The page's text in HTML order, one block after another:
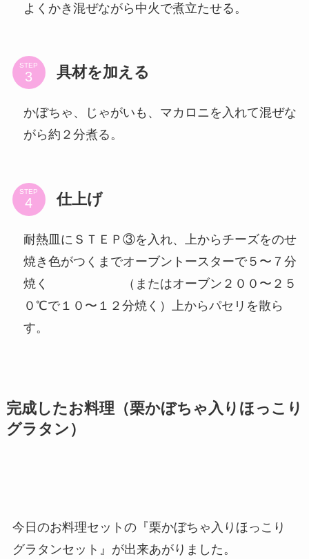
よくかき混ぜながら中火で煮立たせる。
STEP 具材を加える
かぼちゃ、じゃがいも、マカロニを入れて混ぜな
がら約２分煮る。
STEP 仕上げ
耐熱皿にＳＴＥＰ③を入れ、上からチーズをのせ
焼き色がつくまでオーブントースターで５〜７分
焼く （またはオーブン２００〜２５
０℃で１０〜１２分焼く）上からパセリを散ら
す。
完成したお料理（栗かぼちゃ入りほっこり
グラタン）
今日のお料理セットの『栗かぼちゃ入りほっこり
グラタンセット』が出来あがりました。